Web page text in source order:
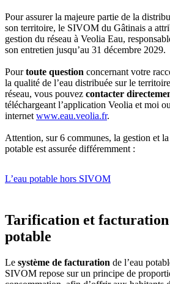
Pour assurer la majeure partie de la
son territoire, le SIVOM du Gâtinais a
gestion du réseau à Veolia Eau,
son entretien jusqu’au 31 décembre 2029.
Pourtoute question concernant votre
la qualité de l’eau distribuée sur le
réseau, vous pouvez contacter
téléchargeant l’application Veolia et moi
internetwww.eau.veolia.fr.
Attention, sur 6 communes, la gestion et
potable est assurée différemment :
L’eau potable hors SIVOM
Tarification et facturation
potable
Le système de facturation de l’eau
SIVOM repose sur un principe de